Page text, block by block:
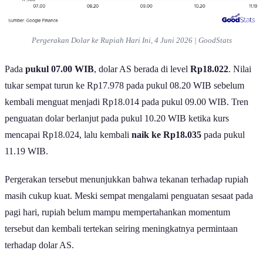
Pergerakan Dolar ke Rupiah Hari Ini, 4 Juni 2026 | GoodStats
Pada pukul 07.00 WIB, dolar AS berada di level Rp18.022. Nilai
tukar sempat turun ke Rp17.978 pada pukul 08.20 WIB sebelum
kembali menguat menjadi Rp18.014 pada pukul 09.00 WIB. Tren
penguatan dolar berlanjut pada pukul 10.20 WIB ketika kurs
mencapai Rp18.024, lalu kembali naik ke Rp18.035 pada pukul
11.19 WIB.
Pergerakan tersebut menunjukkan bahwa tekanan terhadap rupiah
masih cukup kuat. Meski sempat mengalami penguatan sesaat pada
pagi hari, rupiah belum mampu mempertahankan momentum
tersebut dan kembali tertekan seiring meningkatnya permintaan
terhadap dolar AS.